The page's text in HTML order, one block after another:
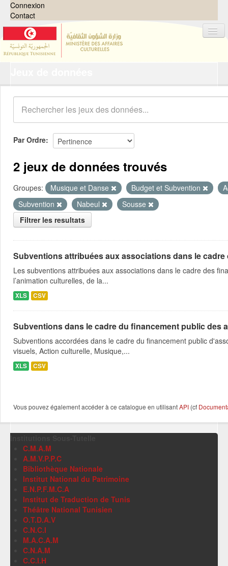
Connexion
Contact
Organisations
Groupes
Demandes 0
À propos
Par Ordre
2 jeux de données trouvés
Groupes: Musique et Danse Budget et Subvention
Subvention
Nabeul
Sousse
Filtrer les resultats
Subventions attribuées aux associations dans le
Les subventions attribuées aux associations dans le cadre des
l’animation culturelles, de la...
XLS CSV
Subventions dans le cadre du financement public des
Subventions accordées dans le cadre du financement public
visuels, Action culturelle, Musique,...
XLS CSV
Vous pouvez également accéder à ce catalogue en utilisantAPI (cf
C.M.A.M
A.M.V.P.P.C
Bibliothèque Nationale
Institut National du Patrimoine
E.N.P.F.M.C.A
Institut de Traduction de Tunis
Théâtre National Tunisien
O.T.D.A.V
C.N.C.I
M.A.C.A.M
C.N.A.M
C.C.I.H